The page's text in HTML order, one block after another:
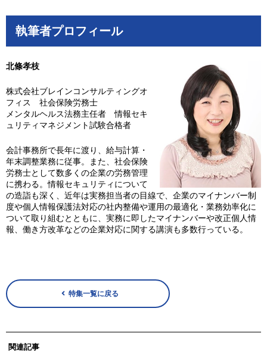
執筆者プロフィール
北條孝枝
株式会社ブレインコンサルティングオ
フィス 社会保険労務士
メンタルヘルス法務主任者 情報セキ
ュリティマネジメント試験合格者
会計事務所で長年に渡り、給与計算・
年末調整業務に従事。また、社会保険
労務士として数多くの企業の労務管理
に携わる。情報セキュリティについて
の造詣も深く、近年は実務担当者の目線で、企業のマイナンバー制
度や個人情報保護法対応の社内整備や運用の最適化・業務効率化に
ついて取り組むとともに、実務に即したマイナンバーや改正個人情
報、働き方改革などの企業対応に関する講演も多数行っている。
特集一覧に戻る
関連記事